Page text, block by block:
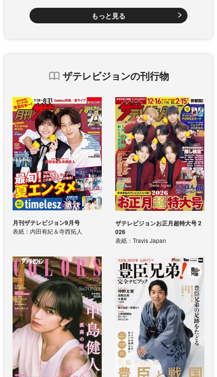
もっと見る
ザテレビジョンの刊行物
月刊ザテレビジョン9月号
表紙：内田有紀＆寺西拓人
ザテレビジョンお正月超特大号 2
026
表紙：Travis Japan